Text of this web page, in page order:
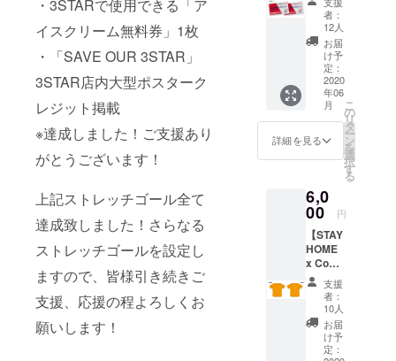
・3STARで使用できる「ア
イスクリーム無料券」1枚
・「SAVE OUR 3STAR」
3STAR店内大型ポスターク
レジット掲載
※達成しました！ご支援あり
がとうございます！
上記ストレッチゴール全て
達成致しました！さらなる
ストレッチゴールを設定し
ますので、皆様引き続きご
支援、応援の程よろしくお
願いします！
す。
フトド
リンク
の場
合、20
杯分ご
利用頂
けま
す。 ※
入場時
のドリ
きませ
ん。 ※
有効期
限：初
回ご利
用時よ
り1年間
有効。
チケッ
ト10杯
先払い
カード
「NOM
ONYA
」(のも
にゃ)
※3STA
Rバーカ
ウン
ターに
可能。
※全ての
ドリン
クメ
ニュー
でご利
用頂け
ます。
※全てソ
フトド
リンク
の場
者：
12人
お届
け予
定：
2020
年06
月
詳細を見る
こ
の
リ
タ
ー
ン
を
選
択
す
る
6,0
00 円
【STAY
HOME
x Come
Back
Soon...
】半袖T
シャツ
Design
ed by :
支援
者：
10人
お届
け予
定：